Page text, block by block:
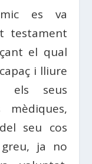
es va
testament
el qual
i lliure
els seus
seu cos
ja no